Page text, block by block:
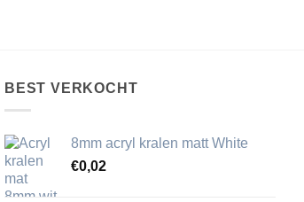
BEST VERKOCHT
8mm acryl kralen matt White
€0,02